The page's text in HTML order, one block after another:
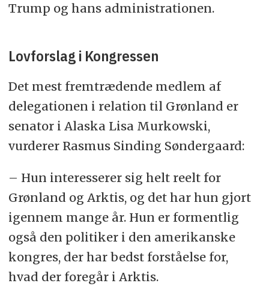
Trump og hans administrationen.
Lovforslag i Kongressen
Det mest fremtrædende medlem af
delegationen i relation til Grønland er
senator i Alaska Lisa Murkowski,
vurderer Rasmus Sinding Søndergaard:
– Hun interesserer sig helt reelt for
Grønland og Arktis, og det har hun gjort
igennem mange år. Hun er formentlig
også den politiker i den amerikanske
kongres, der har bedst forståelse for,
hvad der foregår i Arktis.